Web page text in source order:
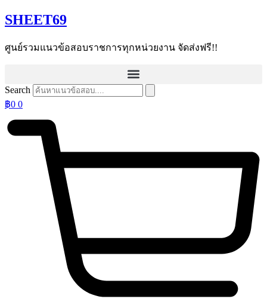
Skip
to
SHEET69
ศูนย์รวมแนวข้อสอบราชการทุกหน่วยงาน จัดส่งฟรี!!
Search
฿0 0